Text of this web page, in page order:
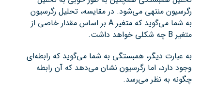
رگرسیون منتهی می‌شود. در مقایسه، تحلیل رگرسیون
به شما می‌گوید که متغیر A بر اساس مقدار خاصی از
متغیر B چه شکلی خواهد داشت.
به عبارت دیگر، همبستگی به شما می‌گوید که رابطه‌ای
وجود دارد، اما رگرسیون نشان می‌دهد که آن رابطه
چگونه به نظر می‌رسد.